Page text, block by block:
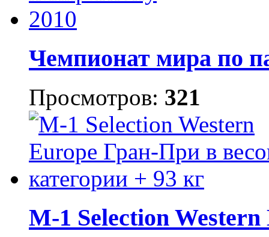
Чемпионат мира по
Просмотров: 321
M-1 Selection